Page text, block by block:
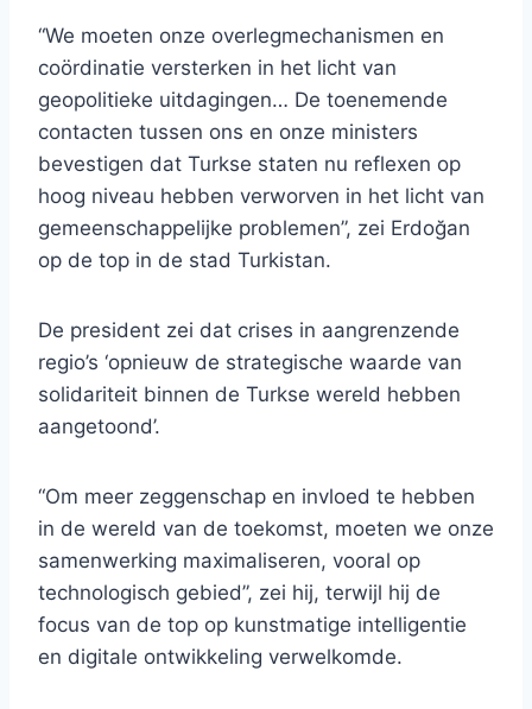
“We moeten onze overlegmechanismen en
coördinatie versterken in het licht van
geopolitieke uitdagingen… De toenemende
contacten tussen ons en onze ministers
bevestigen dat Turkse staten nu reflexen op
hoog niveau hebben verworven in het licht van
gemeenschappelijke problemen”, zei Erdoğan
op de top in de stad Turkistan.
De president zei dat crises in aangrenzende
regio’s ‘opnieuw de strategische waarde van
solidariteit binnen de Turkse wereld hebben
aangetoond’.
“Om meer zeggenschap en invloed te hebben
in de wereld van de toekomst, moeten we onze
samenwerking maximaliseren, vooral op
technologisch gebied”, zei hij, terwijl hij de
focus van de top op kunstmatige intelligentie
en digitale ontwikkeling verwelkomde.